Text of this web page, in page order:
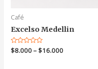
Café
Excelso Medellin
Valorado
en
$8.000–$16.000